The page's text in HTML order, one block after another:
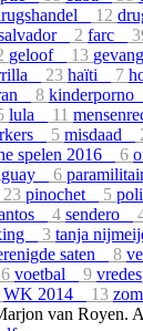
12
2 farc
geloof 13
23 haïti 7
8 kinderporno
lula 11
5 misdaad
spelen 2016 6
6
23 pinochet 5
4 sendero
3 tanja
saten 8
6 voetbal 9
WK 2014 13
van Royen.